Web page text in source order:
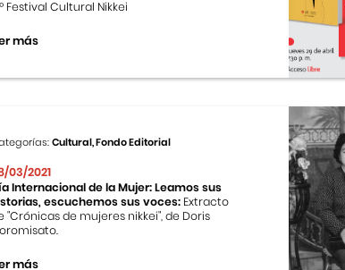
Festival Cultural Nikkei
más
Cultural, Fondo Editorial
03/2021
Internacional de la Mujer: Leamos sus
escuchemos sus voces: Extracto
"Crónicas de mujeres nikkei", de Doris
más